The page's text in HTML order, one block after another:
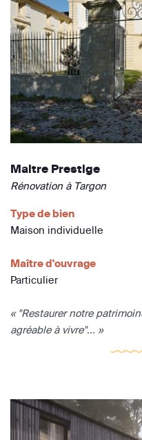
Maitre Prestige
Rénovation à Targon
Type de bien
Maison individuelle
Maître d'ouvrage
Particulier
« "Restaurer notre
agréable à vivre"... »